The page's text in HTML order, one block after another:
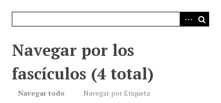
Navegar por los
fascículos (4 total)
Navegar todo
Navegar por Etiqueta